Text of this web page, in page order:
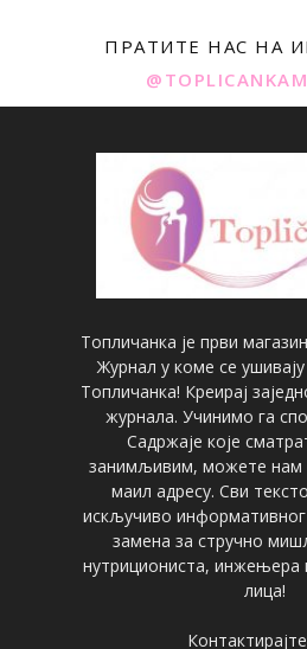
ПРАТИТЕ НАС НА
Топличанка је први
Журнал у коме се
Топличанка! Креирај
журнала. Учинимо га
Садржаје које
занимљивим, можете нам
маил адресу. Сви
искључиво информативног
замена за стручно
нутрициониста, инжењера
лица!